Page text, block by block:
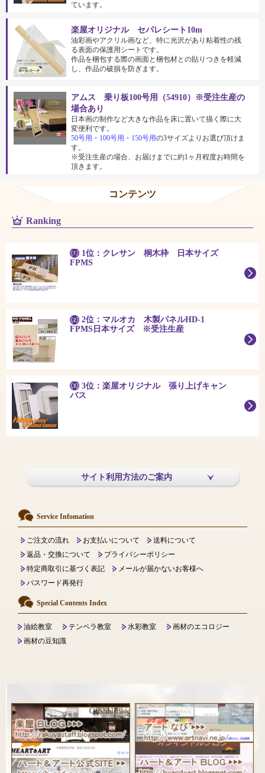
ています。
楽屋オリジナル セパレシート10m
油彩画やアクリル画など、特に光沢があり粘着性の残
る表面の保護用シートです。
作品を梱包する際の画面と梱包材との貼りつきを軽減
し、作品の破損を防ぎます。
アムス 乗り板100号用（54910）※受注生産の
場合あり
日本画の制作など大きな作品を床に置いて描く際に大
変便利です。
50号用 ・ 100号用 ・ 150号用の3サイズよりお選び頂けま
す。
※受注生産の場合、お届けまでに約1ヶ月程度お時間を
頂きます。
コンテンツ
Ranking
1位：クレサン 桐木枠 日本サイズ
FPMS
2位：マルオカ 木製パネルHD-1
FPMS日本サイズ ※受注生産
3位：楽屋オリジナル 張り上げキャン
バス
サイト利用方法のご案内
Service Infomation
ご注文の流れ お支払いについて
送料について
返品・交換について
プライバシーポリシー
特定商取引に基づく表記
メールが届かないお客様へ
パスワード再発行
Special Contents Index
油絵教室 テンペラ教室 水彩教室
画材のエコロジー
画材の豆知識